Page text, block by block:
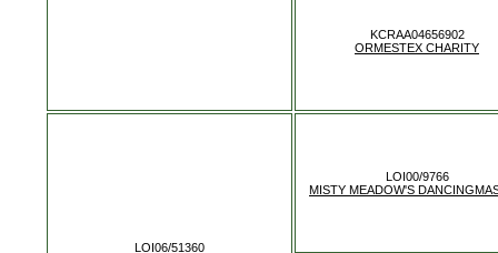
KCRAA04656902
ORMESTEX CHARITY
LOI06/51360
LOI00/9766
MISTY MEADOW'S